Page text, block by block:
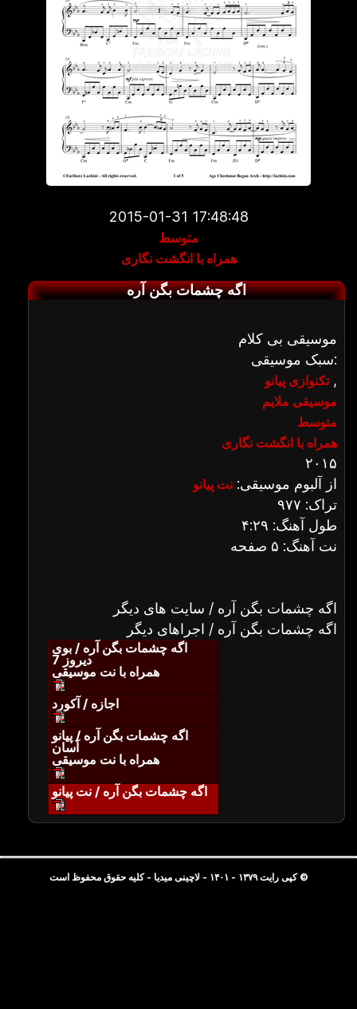
2015-01-31 17:48:48
متوسط
همراه با انگشت نگاری
اگه چشمات بگن آره
موسیقی بی کلام
سبک موسیقی:
تکنوازی پیانو,
موسیقی ملایم
متوسط
همراه با انگشت نگاری
۲۰۱۵
از آلبوم موسیقی: نت پیانو
تراک: ۹۷۷
طول آهنگ: ۴:۲۹
نت آهنگ: ۵ صفحه
اگه چشمات بگن آره / سایت های دیگر
اگه چشمات بگن آره / اجراهای دیگر
اگه چشمات بگن آره / بوی
دیروز 7
همراه با نت موسیقی
اجازه / آکورد
اگه چشمات بگن آره / پیانو
آسان
همراه با نت موسیقی
اگه چشمات بگن آره / نت پیانو
© کپی رایت ۱۳۷۹ - ۱۴۰۱ - لاچینی میدیا - کلیه حقوق محفوظ است